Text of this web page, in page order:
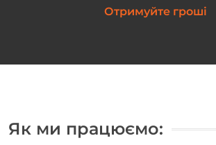
Отримуйте гроші
Як ми працюємо: